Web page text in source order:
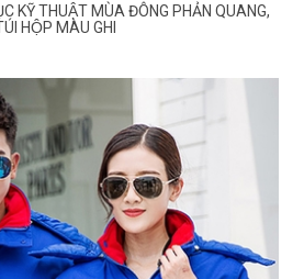
KỸ THUẬT MÙA ĐÔNG PHẢN QUANG,
HỘP MÀU GHI